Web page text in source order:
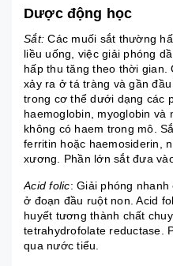
Dược động học
Sắt: Các muối sắt thường
liều uống, việc giải phóng
hấp thu tăng theo thời gian.
xảy ra ở tá tràng và gần
trong cơ thể dưới dạng các
haemoglobin, myoglobin và
không có haem trong mô.
ferritin hoặc haemosiderin,
xương. Phần lớn sắt đưa
Acid folic: Giải phóng
ở đoạn đầu ruột non. Acid
huyết tương thành chất
tetrahydrofolate reductase.
qua nước tiểu.